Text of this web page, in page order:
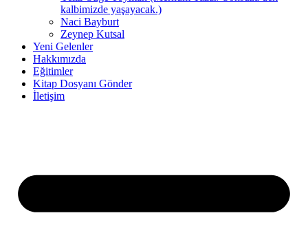
kalbimizde yaşayacak.)
Naci Bayburt
Zeynep Kutsal
Yeni Gelenler
Hakkımızda
Eğitimler
Kitap Dosyanı Gönder
İletişim